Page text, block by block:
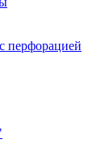
перфорацией